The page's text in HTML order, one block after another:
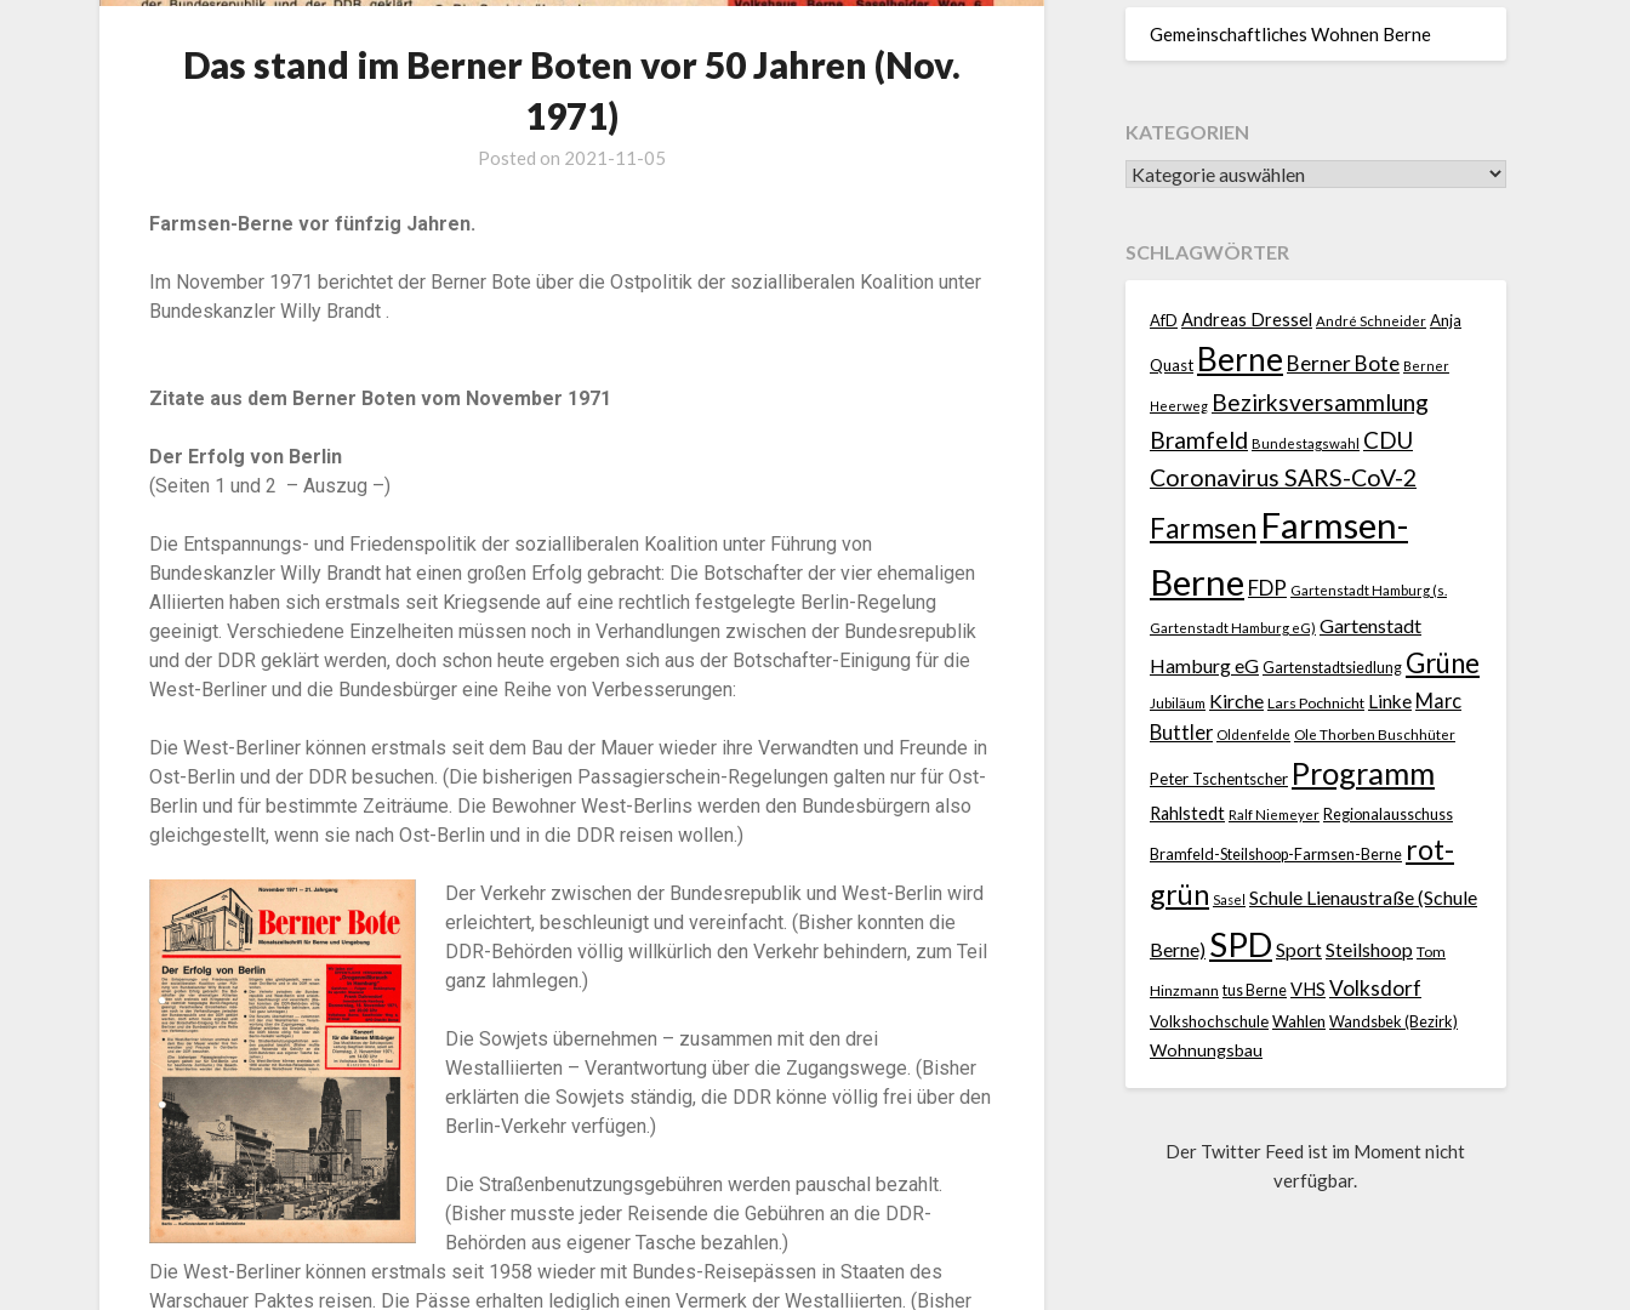
Das stand im Berner Boten vor 50 Jahren (Nov.
1971)
Posted on 2021-11-05
Farmsen-Berne vor fünfzig Jahren.
Im November 1971 berichtet der Berner Bote über die Ostpolitik der sozialliberalen Koalition unter
Bundeskanzler Willy Brandt .
Zitate aus dem Berner Boten vom November 1971
Der Erfolg von Berlin
(Seiten 1 und 2 – Auszug –)
Die Entspannungs- und Friedenspolitik der sozialliberalen Koalition unter Führung von
Bundeskanzler Willy Brandt hat einen großen Erfolg gebracht: Die Botschafter der vier ehemaligen
Alliierten haben sich erstmals seit Kriegsende auf eine rechtlich festgelegte Berlin-Regelung
geeinigt. Verschiedene Einzelheiten müssen noch in Verhandlungen zwischen der Bundesrepublik
und der DDR geklärt werden, doch schon heute ergeben sich aus der Botschafter-Einigung für die
West-Berliner und die Bundesbürger eine Reihe von Verbesserungen:
Die West-Berliner können erstmals seit dem Bau der Mauer wieder ihre Verwandten und Freunde in
Ost-Berlin und der DDR besuchen. (Die bisherigen Passagierschein-Regelungen galten nur für Ost-
Berlin und für bestimmte Zeiträume. Die Bewohner West-Berlins werden den Bundesbürgern also
gleichgestellt, wenn sie nach Ost-Berlin und in die DDR reisen wollen.)
Der Verkehr zwischen der Bundesrepublik und West-Berlin wird
erleichtert, beschleunigt und vereinfacht. (Bisher konnten die
DDR-Behörden völlig willkürlich den Verkehr behindern, zum Teil
ganz lahmlegen.)
Die Sowjets übernehmen – zusammen mit den drei
Westalliierten – Verantwortung über die Zugangswege. (Bisher
erklärten die Sowjets ständig, die DDR könne völlig frei über den
Berlin-Verkehr verfügen.)
Die Straßenbenutzungsgebühren werden pauschal bezahlt.
(Bisher musste jeder Reisende die Gebühren an die DDR-
Behörden aus eigener Tasche bezahlen.)
Die West-Berliner können erstmals seit 1958 wieder mit Bundes-Reisepässen in Staaten des
Warschauer Paktes reisen. Die Pässe erhalten lediglich einen Vermerk der Westalliierten. (Bisher
Gemeinschaftliches Wohnen Berne
KATEGORIEN
SCHLAGWÖRTER
AfD Andreas Dressel André Schneider Anja
Quast Berne Berner Bote Berner
Heerweg Bezirksversammlung
Bramfeld Bundestagswahl CDU
Coronavirus SARS-CoV-2
Farmsen Farmsen-
Berne FDP Gartenstadt Hamburg (s.
Gartenstadt Hamburg eG) Gartenstadt
Hamburg eG Gartenstadtsiedlung Grüne
Jubiläum Kirche Lars Pochnicht Linke Marc
Buttler Oldenfelde Ole Thorben Buschhüter
Peter Tschentscher Programm
Rahlstedt Ralf Niemeyer Regionalausschuss
Bramfeld-Steilshoop-Farmsen-Berne rot-
grün Sasel Schule Lienaustraße (Schule
Berne) SPD SportSteilshoop Tom
Hinzmann tus Berne VHS Volksdorf
VolkshochschuleWahlen Wandsbek (Bezirk)
Wohnungsbau
Der Twitter Feed ist im Moment nicht
verfügbar.